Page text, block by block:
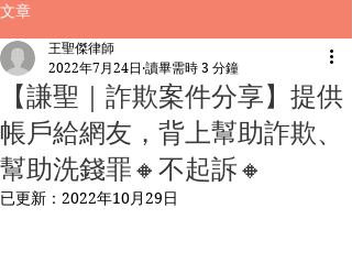
文章
【謙聖｜詐欺案件分享】️提供
帳戶給網友，背上幫助詐欺、
幫助洗錢罪🔸不起訴🔸️
王聖傑律師
2022年7月24日 讀畢需時 3 分鐘
已更新： 2022年10月29日